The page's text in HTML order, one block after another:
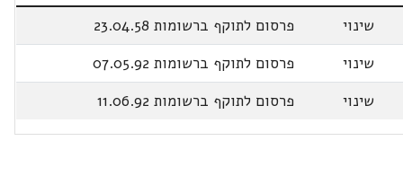
שינוי
פרסום לתוקף ברשומות 23.04.58
שינוי
פרסום לתוקף ברשומות 07.05.92
שינוי פרסום לתוקף ברשומות 11.06.92